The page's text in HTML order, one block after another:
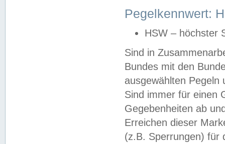
Pegelkennwert:
HSW – höchster
Sind in
Bundes mit den
ausgewählten
Sind immer für einen
Gegebenheiten ab
Erreichen dieser
(z.B. Sperrungen) für